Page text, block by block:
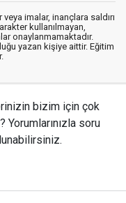
imalar, inançlara saldırı
kullanılmayan,
onaylanmamaktadır.
yazan kişiye aittir. Eğitim
bizim için çok
soru